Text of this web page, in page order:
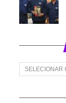
Categorias